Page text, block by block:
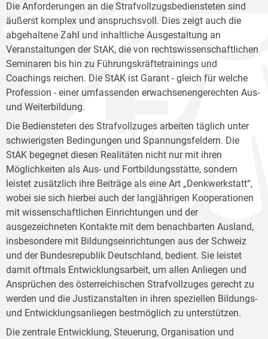
Die Anforderungen an die Strafvollzugsbediensteten sind
äußerst komplex und anspruchsvoll. Dies zeigt auch die
abgehaltene Zahl und inhaltliche Ausgestaltung an
Veranstaltungen der StAK, die von rechtswissenschaftlichen
Seminaren bis hin zu Führungskräftetrainings und
Coachings reichen. Die StAK ist Garant - gleich für welche
Profession - einer umfassenden erwachsenengerechten Aus-
und Weiterbildung.
Die Bediensteten des Strafvollzuges arbeiten täglich unter
schwierigsten Bedingungen und Spannungsfeldern. Die
StAK begegnet diesen Realitäten nicht nur mit ihren
Möglichkeiten als Aus- und Fortbildungsstätte, sondern
leistet zusätzlich ihre Beiträge als eine Art „Denkwerkstatt“,
wobei sie sich hierbei auch der langjährigen Kooperationen
mit wissenschaftlichen Einrichtungen und der
ausgezeichneten Kontakte mit dem benachbarten Ausland,
insbesondere mit Bildungseinrichtungen aus der Schweiz
und der Bundesrepublik Deutschland, bedient. Sie leistet
damit oftmals Entwicklungsarbeit, um allen Anliegen und
Ansprüchen des österreichischen Strafvollzuges gerecht zu
werden und die Justizanstalten in ihren speziellen Bildungs-
und Entwicklungsanliegen bestmöglich zu unterstützen.
Die zentrale Entwicklung, Steuerung, Organisation und